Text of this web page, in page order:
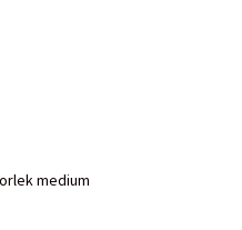
medium